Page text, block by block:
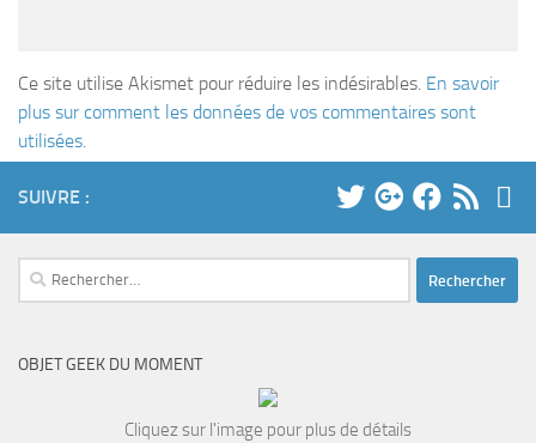
Ce site utilise Akismet pour réduire les indésirables. En savoir
plus sur comment les données de vos commentaires sont
utilisées.
SUIVRE :
Rechercher :
OBJET GEEK DU MOMENT
Cliquez sur l'image pour plus de détails